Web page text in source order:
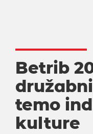
Betrib
temo
kulture